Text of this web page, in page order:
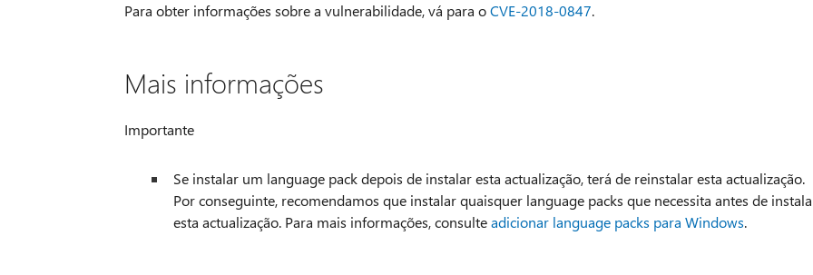
Para obter informações sobre a vulnerabilidade, vá para oCVE-2018-0847.
Mais informações
Importante
Se instalar um language pack depois de instalar esta actualização, terá de reinstalar esta actualização.
Por conseguinte, recomendamos que instalar quaisquer language packs que necessita antes de
esta actualização. Para mais informações, consulteadicionar language packs para Windows.